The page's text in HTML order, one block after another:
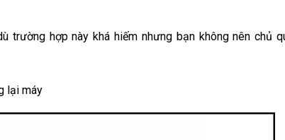
hợp này khá hiếm nhưng bạn không nên chủ
lại máy